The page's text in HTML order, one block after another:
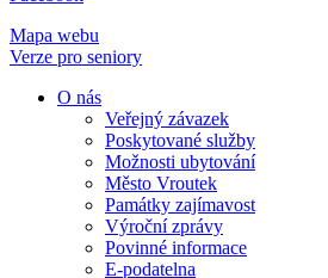
Mapa webu
Verze pro seniory
O nás
Veřejný závazek
Poskytované služby
Možnosti ubytování
Město Vroutek
Památky zajímavost
Výroční zprávy
Povinné informace
E-podatelna